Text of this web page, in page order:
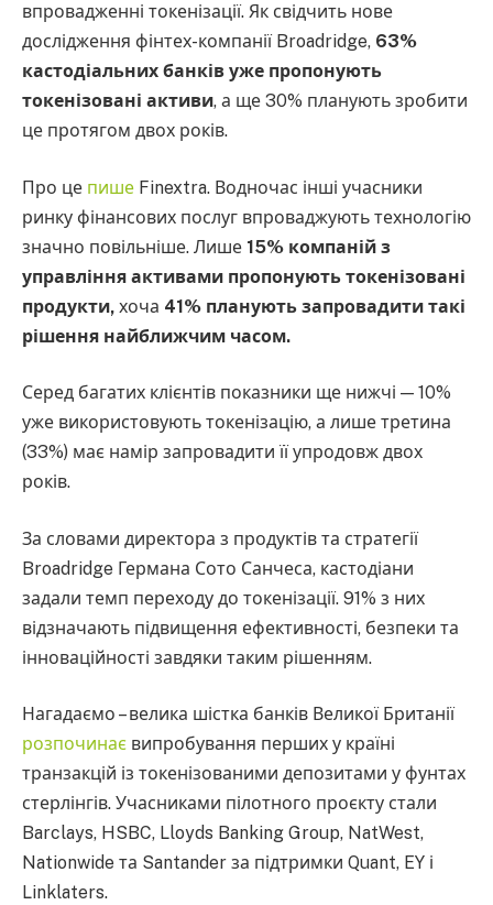
впровадженні токенізації. Як свідчить нове
дослідження фінтех-компанії Broadridge, 63%
кастодіальних банків уже пропонують
токенізовані активи, а ще 30% планують зробити
це протягом двох років.
Про це пише Finextra. Водночас інші учасники
ринку фінансових послуг впроваджують технологію
значно повільніше. Лише 15% компаній з
управління активами пропонують токенізовані
продукти, хоча 41% планують запровадити такі
рішення найближчим часом.
Серед багатих клієнтів показники ще нижчі — 10%
уже використовують токенізацію, а лише третина
(33%) має намір запровадити її упродовж двох
років.
За словами директора з продуктів та стратегії
Broadridge Германа Сото Санчеса, кастодіани
задали темп переходу до токенізації. 91% з них
відзначають підвищення ефективності, безпеки та
інноваційності завдяки таким рішенням.
Нагадаємо – велика шістка банків Великої Британії
розпочинає випробування перших у країні
транзакцій із токенізованими депозитами у фунтах
стерлінгів. Учасниками пілотного проєкту стали
Barclays, HSBC, Lloyds Banking Group, NatWest,
Nationwide та Santander за підтримки Quant, EY і
Linklaters.